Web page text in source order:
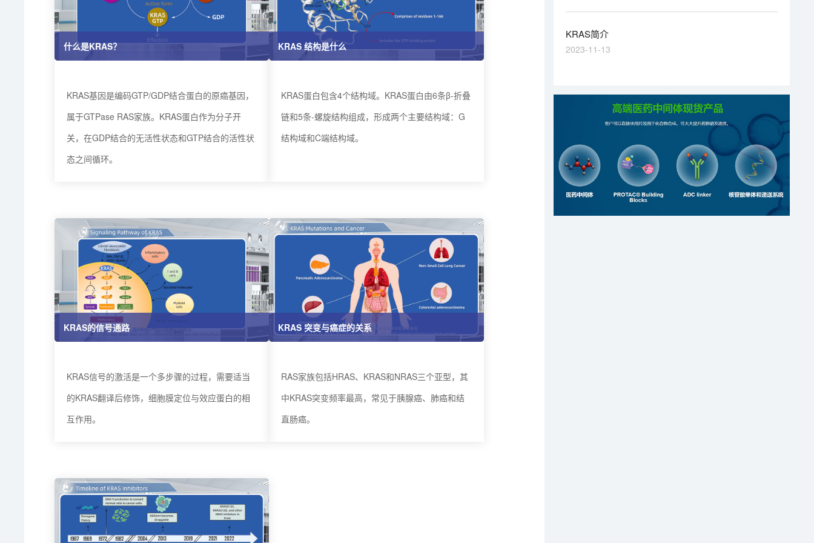
什么是KRAS？
KRAS基因是编码GTP/GDP结合蛋白的原癌基因，
属于GTPase RAS家族。KRAS蛋白作为分子开
关，在GDP结合的无活性状态和GTP结合的活性状
态之间循环。
KRAS 结构是什么
KRAS蛋白包含4个结构域。KRAS蛋白由6条β-折叠
链和5条-螺旋结构组成，形成两个主要结构域：G
结构域和C端结构域。
KRAS的信号通路
KRAS信号的激活是一个多步骤的过程，需要适当
的KRAS翻译后修饰，细胞膜定位与效应蛋白的相
互作用。
KRAS 突变与癌症的关系
RAS家族包括HRAS、KRAS和NRAS三个亚型，其
中KRAS突变频率最高，常见于胰腺癌、肺癌和结
直肠癌。
公开资料显示，GFH925是劲方医药研发的一款KRAS
G12C抑制剂，信达生物通过合作获得了它在大中华区的
开发和商业化权利。
KRAS简介
2023-11-13